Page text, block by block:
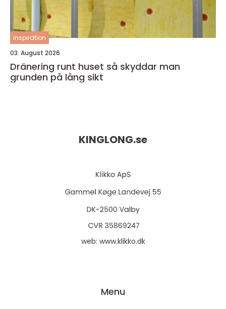
inspiration
03. August 2026
Dränering runt huset så skyddar man
grunden på lång sikt
KINGLONG.se
web: www.klikko.dk
Menu